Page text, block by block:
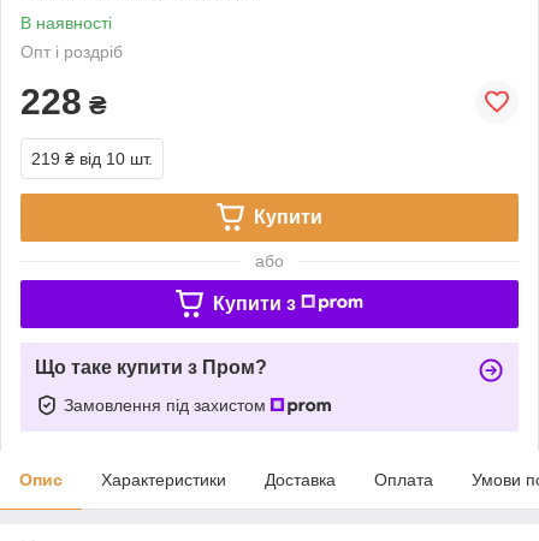
В наявності
Опт і роздріб
228 ₴
219 ₴ від 10 шт.
Купити
або
Купити з
Що таке купити з Пром?
Замовлення під захистом
Опис Характеристики Доставка Оплата Умови